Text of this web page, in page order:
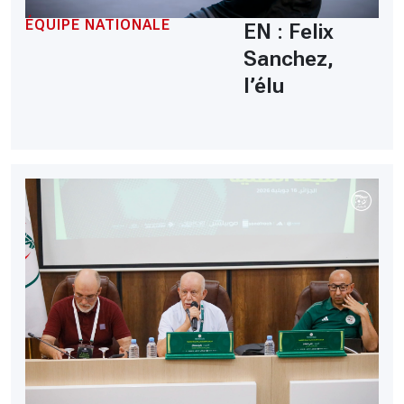
ÉQUIPE NATIONALE
EN : Felix
Sanchez,
l’élu